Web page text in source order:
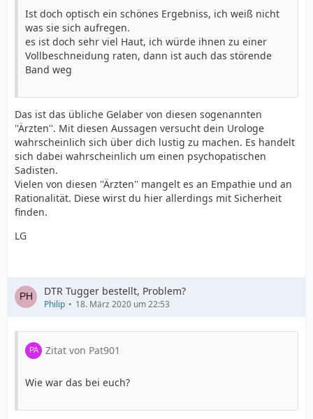
Ist doch optisch ein schönes Ergebniss, ich weiß nicht
was sie sich aufregen.
es ist doch sehr viel Haut, ich würde ihnen zu einer
Vollbeschneidung raten, dann ist auch das störende
Band weg
Das ist das übliche Gelaber von diesen sogenannten
''Ärzten''. Mit diesen Aussagen versucht dein Urologe
wahrscheinlich sich über dich lustig zu machen. Es handelt
sich dabei wahrscheinlich um einen psychopatischen
Sadisten.
Vielen von diesen ''Ärzten'' mangelt es an Empathie und an
Rationalität. Diese wirst du hier allerdings mit Sicherheit
finden.
LG
DTR Tugger bestellt, Problem?
Philip 18. März 2020 um 22:53
Zitat von Pat901
Wie war das bei euch?